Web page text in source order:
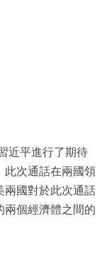
近平進行了期待
此次通話在兩國領
兩國對於此次通話
兩個經濟體之間的